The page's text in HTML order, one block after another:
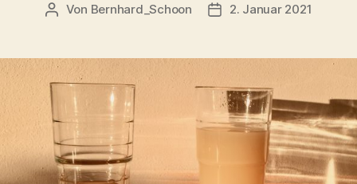
Beitragsautor
Von Bernhard_Schoon Veröffentlichungsdatum
2. Januar 2021